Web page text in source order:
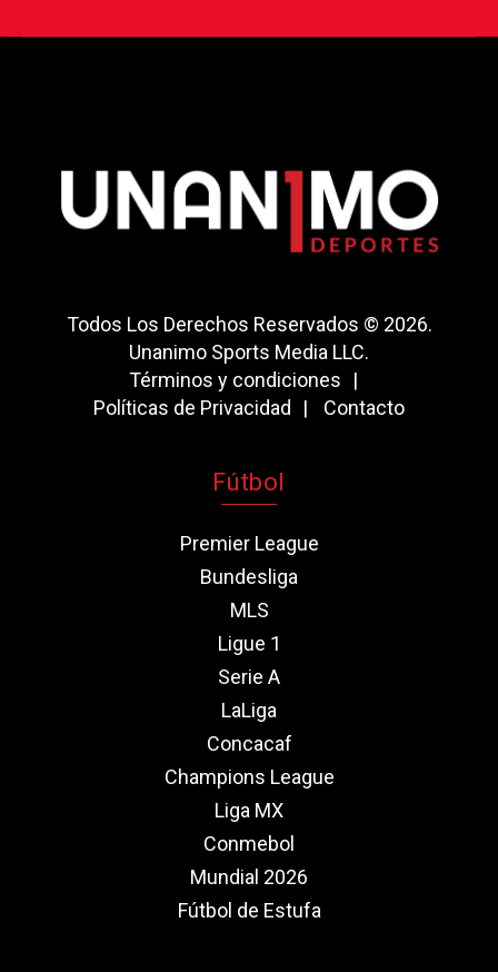
Todos Los Derechos Reservados © 2026.
Unanimo Sports Media LLC.
Términos y condiciones
Políticas de Privacidad
Contacto
Fútbol
Premier League
Bundesliga
MLS
Ligue 1
Serie A
LaLiga
Concacaf
Champions League
Liga MX
Conmebol
Mundial 2026
Fútbol de Estufa